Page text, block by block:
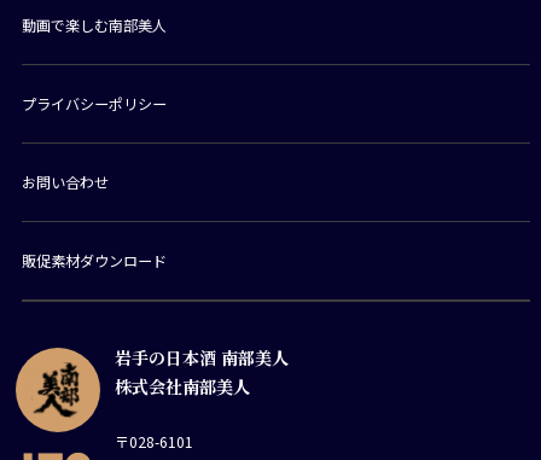
岩手の日本酒 南部美人
株式会社南部美人
〒028-6101
動画で楽しむ南部美人
プライバシーポリシー
お問い合わせ
販促素材ダウンロード